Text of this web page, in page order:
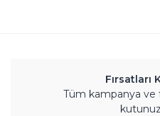
Fırsatları
Tüm kampanya ve